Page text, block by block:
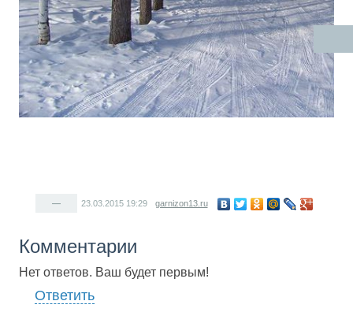
— 23.03.2015 19:29 garnizon13.ru
Комментарии
Нет ответов. Ваш будет первым!
Ответить